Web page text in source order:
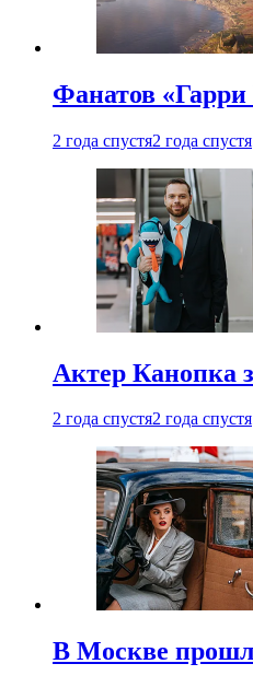
Фанатов «Гарри
2 года спустя2 года спустя
Актер Канопка
2 года спустя2 года спустя
В Москве